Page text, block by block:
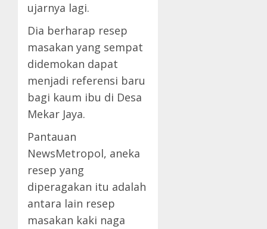
ujarnya lagi.
Dia berharap resep
masakan yang sempat
didemokan dapat
menjadi referensi baru
bagi kaum ibu di Desa
Mekar Jaya.
Pantauan
NewsMetropol, aneka
resep yang
diperagakan itu adalah
antara lain resep
masakan kaki naga